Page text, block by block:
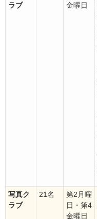
ラブ
金曜日
写真ク
ラブ
21名
第2月曜
日・第4
金曜日